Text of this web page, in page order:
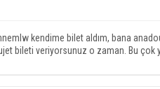
kendime bilet aldım, bana
bileti veriyorsunuz o zaman. Bu çok